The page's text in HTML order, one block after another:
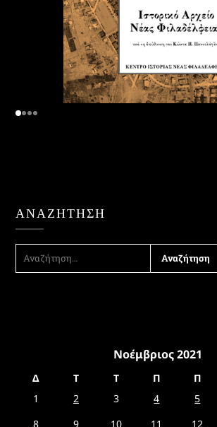
ΑΝΑΖΉΤΗΣΗ
ΑΝΑΖΉΤΗΣΗ
ΓΙΑ:
Νοέμβριος 2021
Δ Τ Τ Π Π
1
2 3 4 5
8
9 10 11 12